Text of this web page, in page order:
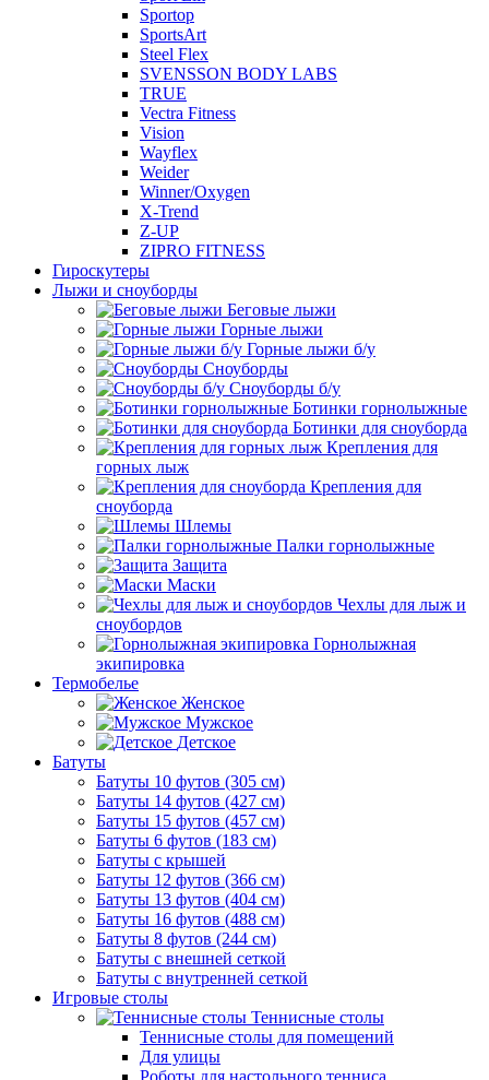
Sportop
SportsArt
Steel Flex
SVENSSON BODY LABS
TRUE
Vectra Fitness
Vision
Wayflex
Weider
Winner/Oxygen
X-Trend
Z-UP
ZIPRO FITNESS
Гироскутеры
Лыжи и сноуборды
Беговые лыжи
Горные лыжи
Горные лыжи б/у
Сноуборды
Сноуборды б/у
Ботинки горнолыжные
Ботинки для сноуборда
Крепления для
горных лыж
Крепления для
сноуборда
Шлемы
Палки горнолыжные
Защита
Маски
Чехлы для лыж и
сноубордов
Горнолыжная
экипировка
Термобелье
Женское
Мужское
Детское
Батуты
Батуты 10 футов (305 см)
Батуты 14 футов (427 см)
Батуты 15 футов (457 см)
Батуты 6 футов (183 см)
Батуты с крышей
Батуты 12 футов (366 см)
Батуты 13 футов (404 см)
Батуты 16 футов (488 см)
Батуты 8 футов (244 см)
Батуты с внешней сеткой
Батуты с внутренней сеткой
Игровые столы
Теннисные столы
Теннисные столы для помещений
Для улицы
Роботы для настольного тенниса